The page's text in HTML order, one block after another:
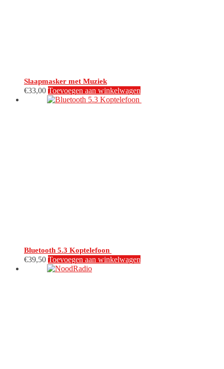
Slaapmasker met Muziek
€33,00 Toevoegen aan winkelwagen
Bluetooth 5.3 Koptelefoon
€39,50 Toevoegen aan winkelwagen